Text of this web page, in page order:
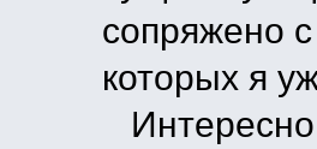
сопряжено
которых я